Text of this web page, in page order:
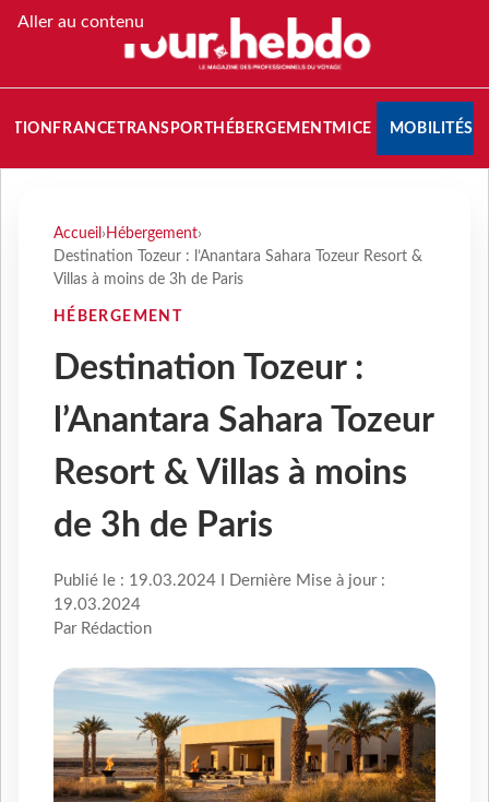
Aller au contenu
FRANCETRANSPORT HÉBERGEMENTMICE MOBILITÉS
Accueil › Hébergement›
Destination Tozeur : l’Anantara Sahara Tozeur Resort &
Villas à moins de 3h de Paris
HÉBERGEMENT
Destination Tozeur :
l’Anantara Sahara Tozeur
Resort & Villas à moins
de 3h de Paris
Publié le : 19.03.2024 I Dernière Mise à jour :
19.03.2024
Par Rédaction